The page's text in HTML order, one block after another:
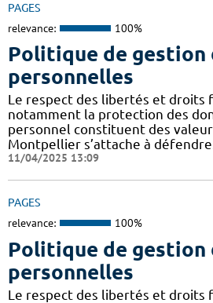
PAGES
relevance: 100%
Politique de gestion
personnelles
Le respect des libertés et droits
notamment la protection des
personnel constituent des
Montpellier s’attache à
11/04/2025 13:09
PAGES
relevance: 100%
Politique de gestion
personnelles
Le respect des libertés et droits